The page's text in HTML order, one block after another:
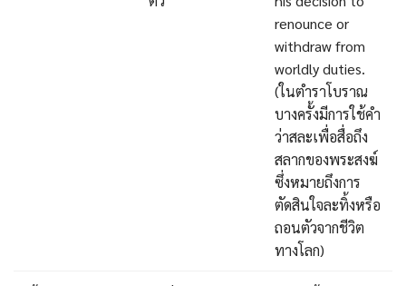
renounce or
withdraw from
worldly duties.
(ในตำราโบราณ
บางครั้งมีการใช้คำ
ว่าสละเพื่อสื่อถึง
สลากของพระสงฆ์
ซึ่งหมายถึงการ
ตัดสินใจละทิ้งหรือ
ถอนตัวจากชีวิต
ทางโลก)